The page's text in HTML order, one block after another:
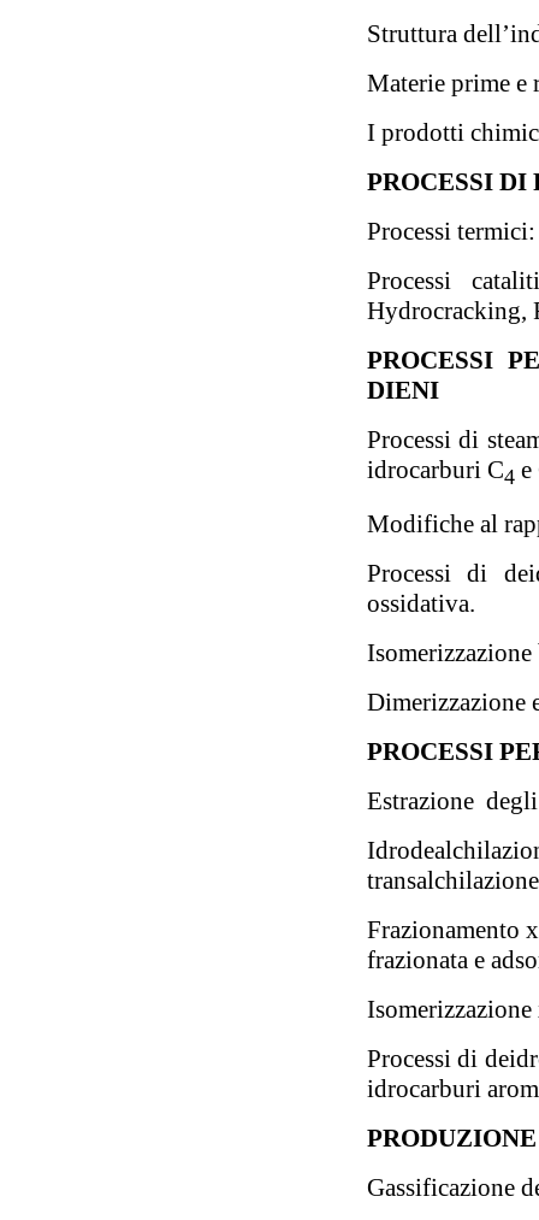
Struttura
Materie prime e
I prodotti
PROCESSI
Processi
Processi
Hydrocracking,
PROCESSI
DIENI
Processi di
idrocarburi C4 e
Modifiche al
Processi di
ossidativa.
Dimerizzazione
PROCESSI
Estrazione
Frazionamento
frazionata e
Processi di
idrocarburi
Gassificazione